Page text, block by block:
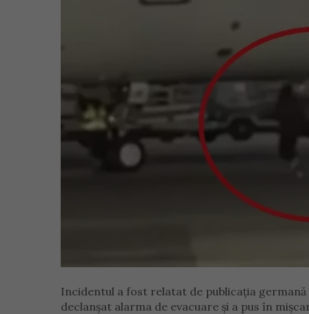
Incidentul a fost relatat de publicația germană
declanșat alarma de evacuare și a pus în